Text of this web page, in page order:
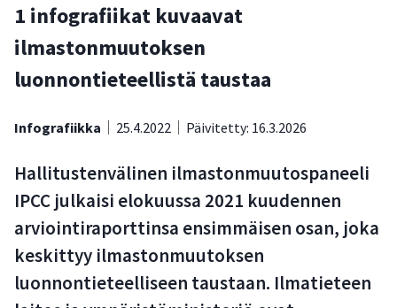
1 infografiikat kuvaavat
ilmastonmuutoksen
luonnontieteellistä taustaa
Infografiikka 25.4.2022 Päivitetty: 16.3.2026
Hallitustenvälinen ilmastonmuutospaneeli
IPCC julkaisi elokuussa 2021 kuudennen
arviointiraporttinsa ensimmäisen osan, joka
keskittyy ilmastonmuutoksen
luonnontieteelliseen taustaan. Ilmatieteen